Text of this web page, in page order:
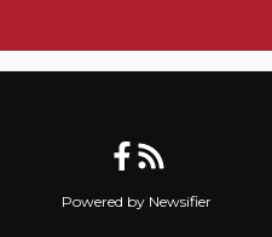
Powered by Newsifier